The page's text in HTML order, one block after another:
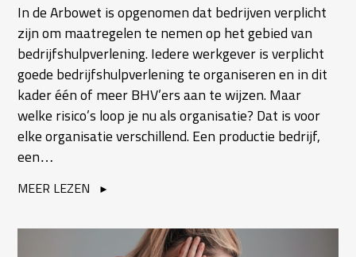
In de Arbowet is opgenomen dat bedrijven verplicht
zijn om maatregelen te nemen op het gebied van
bedrijfshulpverlening. Iedere werkgever is verplicht
goede bedrijfshulpverlening te organiseren en in dit
kader één of meer BHV’ers aan te wijzen. Maar
welke risico’s loop je nu als organisatie? Dat is voor
elke organisatie verschillend. Een productie bedrijf,
een…
MEER LEZEN